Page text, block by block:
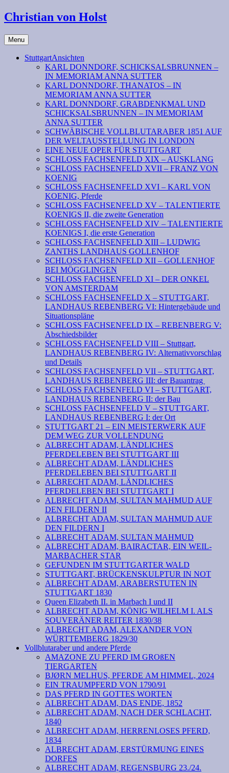
Christian von Holst
Menu
StuttgartAnsichten
KARL DONNDORF, SCHICKSALSBRUNNEN –
IN MEMORIAM ANNA SUTTER
KARL DONNDORF, THANATOS – IN
MEMORIAM ANNA SUTTER
KARL DONNDORF, GRABDENKMAL UND
SCHICKSALSBRUNNEN – IN MEMORIAM
ANNA SUTTER
SCHWÄBISCHE VOLLBLUTARABER 1851 AUF
DER WELTAUSSTELLUNG IN LONDON
EINE NEUE OPER FÜR STUTTGART
SCHLOSS FACHSENFELD XIX – AUSKLANG
SCHLOSS FACHSENFELD XVII – FRANZ VON
KOENIG
SCHLOSS FACHSENFELD XVI – KARL VON
KOENIG, Pferde
SCHLOSS FACHSENFELD XV – TALENTIERTE
KOENIGS II, die zweite Generation
SCHLOSS FACHSENFELD XIV – TALENTIERTE
KOENIGS I, die erste Generation
SCHLOSS FACHSENFELD XIII – LUDWIG
ZANTHS LANDHAUS GOLLENHOF
SCHLOSS FACHSENFELD XII – GOLLENHOF
BEI MÖGGLINGEN
SCHLOSS FACHSENFELD XI – DER ONKEL
VON AMSTERDAM
SCHLOSS FACHSENFELD X – STUTTGART,
LANDHAUS REBENBERG VI: Hintergebäude und
Situationspläne
SCHLOSS FACHSENFELD IX – REBENBERG V:
Abschiedsbilder
SCHLOSS FACHSENFELD VIII – Stuttgart,
LANDHAUS REBENBERG IV: Alternativvorschlag
und Details
SCHLOSS FACHSENFELD VII – STUTTGART,
LANDHAUS REBENBERG III: der Bauantrag
SCHLOSS FACHSENFELD VI – STUTTGART,
LANDHAUS REBENBERG II: der Bau
SCHLOSS FACHSENFELD V – STUTTGART,
LANDHAUS REBENBERG I: der Ort
STUTTGART 21 – EIN MEISTERWERK AUF
DEM WEG ZUR VOLLENDUNG
ALBRECHT ADAM, LÄNDLICHES
PFERDELEBEN BEI STUTTGART III
ALBRECHT ADAM, LÄNDLICHES
PFERDELEBEN BEI STUTTGART II
ALBRECHT ADAM, LÄNDLICHES
PFERDELEBEN BEI STUTTGART I
ALBRECHT ADAM, SULTAN MAHMUD AUF
DEN FILDERN II
ALBRECHT ADAM, SULTAN MAHMUD AUF
DEN FILDERN I
ALBRECHT ADAM, SULTAN MAHMUD
ALBRECHT ADAM, BAIRACTAR, EIN WEIL-
MARBACHER STAR
GEFUNDEN IM STUTTGARTER WALD
STUTTGART, BRÜCKENSKULPTUR IN NOT
ALBRECHT ADAM, ARABERSTUTEN IN
STUTTGART 1830
Queen Elizabeth II. in Marbach I und II
ALBRECHT ADAM, KÖNIG WILHELM I. ALS
SOUVERÄNER REITER 1830/38
ALBRECHT ADAM, ALEXANDER VON
WÜRTTEMBERG 1829/30
Vollblutaraber und andere Pferde
AMAZONE ZU PFERD IM GROßEN
TIERGARTEN
BJØRN MELHUS, PFERDE AM HIMMEL, 2024
EIN TRAUMPFERD VON 1790/91
DAS PFERD IN GOTTES WORTEN
ALBRECHT ADAM, DAS ENDE, 1852
ALBRECHT ADAM, NACH DER SCHLACHT,
1840
ALBRECHT ADAM, HERRENLOSES PFERD,
1834
ALBRECHT ADAM, ERSTÜRMUNG EINES
DORFES
ALBRECHT ADAM, REGENSBURG 23./24.